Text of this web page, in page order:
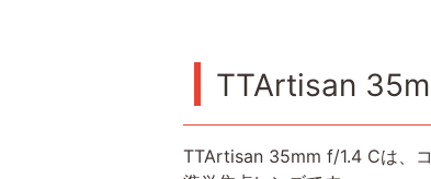
TTArtisan
TTArtisan 35mm f/1.4 Cは、